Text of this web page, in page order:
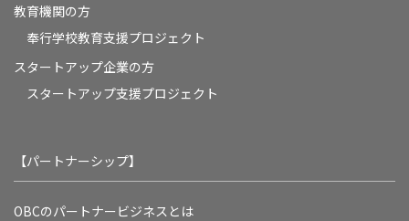
教育機関の方
奉⾏学校教育⽀援プロジェクト
スタートアップ企業の方
スタートアップ支援プロジェクト
【パートナーシップ】
OBCのパートナービジネスとは